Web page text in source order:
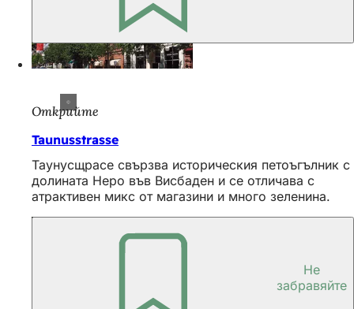
Открийте
Taunusstrasse
Таунусщрасе свързва историческия петоъгълник с
долината Неро във Висбаден и се отличава с
атрактивен микс от магазини и много зеленина.
Не
забравяйте